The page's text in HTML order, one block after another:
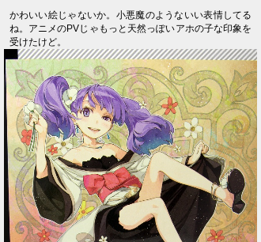
かわいい絵じゃないか。小悪魔のようないい表情してる
ね。アニメのPVじゃもっと天然っぽいアホの子な印象を
受けたけど。